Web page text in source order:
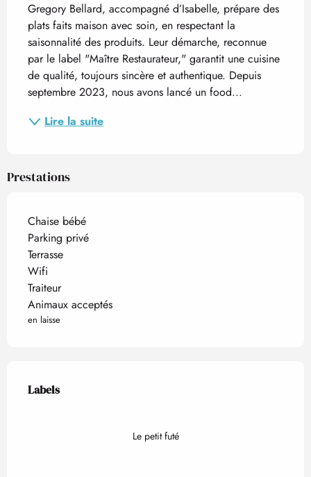
Gregory Bellard, accompagné d’Isabelle, prépare des
plats faits maison avec soin, en respectant la
saisonnalité des produits. Leur démarche, reconnue
par le label "Maître Restaurateur," garantit une cuisine
de qualité, toujours sincère et authentique. Depuis
septembre 2023, nous avons lancé un food...
Lire la suite
Prestations
Chaise bébé
Parking privé
Terrasse
Wifi
Traiteur
Animaux acceptés
en laisse
Offres de prestations
Labels
Labels
Le petit futé